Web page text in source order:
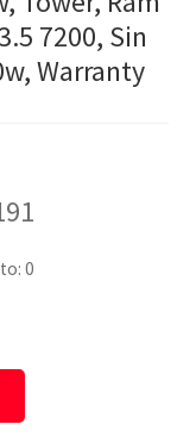
7200, Sin
Warranty
0